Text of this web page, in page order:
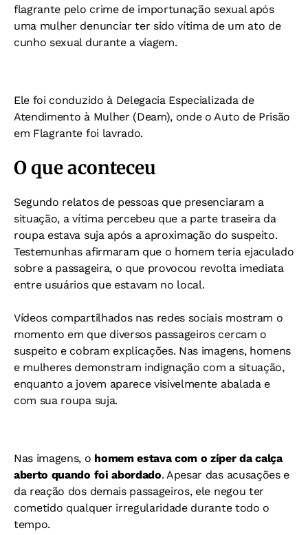
flagrante pelo crime de importunação sexual após
uma mulher denunciar ter sido vítima de um ato de
cunho sexual durante a viagem.
Ele foi conduzido à Delegacia Especializada de
Atendimento à Mulher (Deam), onde o Auto de Prisão
em Flagrante foi lavrado.
O que aconteceu
Segundo relatos de pessoas que presenciaram a
situação, a vítima percebeu que a parte traseira da
roupa estava suja após a aproximação do suspeito.
Testemunhas afirmaram que o homem teria ejaculado
sobre a passageira, o que provocou revolta imediata
entre usuários que estavam no local.
Vídeos compartilhados nas redes sociais mostram o
momento em que diversos passageiros cercam o
suspeito e cobram explicações. Nas imagens, homens
e mulheres demonstram indignação com a situação,
enquanto a jovem aparece visivelmente abalada e
com sua roupa suja.
Nas imagens, o homem estava com o zíper da calça
aberto quando foi abordado. Apesar das acusações e
da reação dos demais passageiros, ele negou ter
cometido qualquer irregularidade durante todo o
tempo.